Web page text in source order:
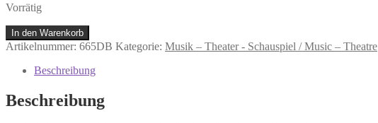
Vorrätig
Bellini,
Vincenzo:
Nachtwandlerin.
In den Warenkorb
Artikelnummer: 665DB Kategorie: Musik – Theater - Schauspiel / Music – Theatre
Beschreibung
Beschreibung